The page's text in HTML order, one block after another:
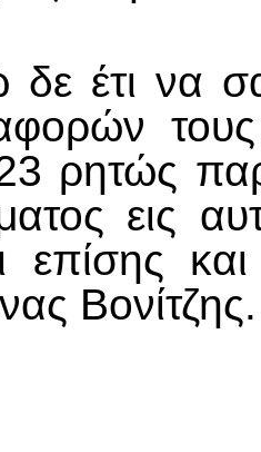
έτι να
ρητώς
εις
επίσης
Βονίτζης.